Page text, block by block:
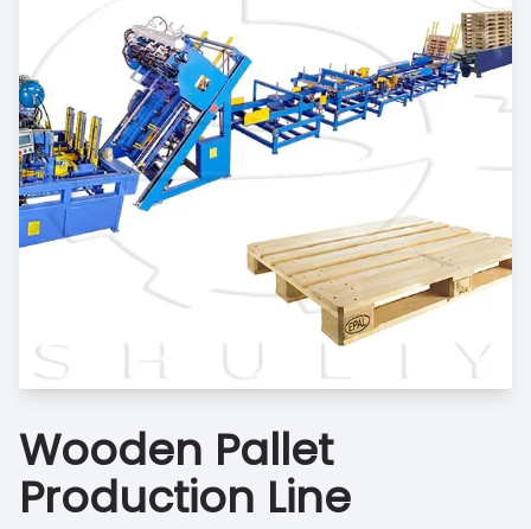
Wooden Pallet
Production Line